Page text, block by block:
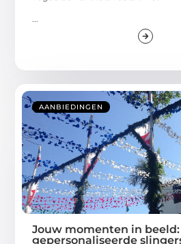
...
AANBIEDINGEN
Jouw momenten in
gepersonaliseerde